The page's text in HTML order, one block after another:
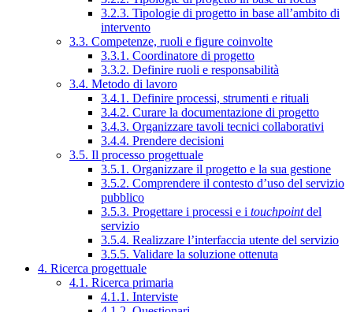
3.2.3. Tipologie di progetto in base all’ambito di
intervento
3.3. Competenze, ruoli e figure coinvolte
3.3.1. Coordinatore di progetto
3.3.2. Definire ruoli e responsabilità
3.4. Metodo di lavoro
3.4.1. Definire processi, strumenti e rituali
3.4.2. Curare la documentazione di progetto
3.4.3. Organizzare tavoli tecnici collaborativi
3.4.4. Prendere decisioni
3.5. Il processo progettuale
3.5.1. Organizzare il progetto e la sua gestione
3.5.2. Comprendere il contesto d’uso del servizio
pubblico
3.5.3. Progettare i processi e i touchpointdel
servizio
3.5.4. Realizzare l’interfaccia utente del servizio
3.5.5. Validare la soluzione ottenuta
4. Ricerca progettuale
4.1. Ricerca primaria
4.1.1. Interviste